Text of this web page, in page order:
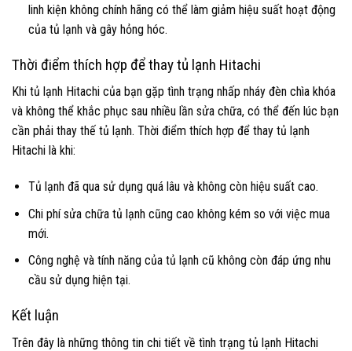
linh kiện không chính hãng có thể làm giảm hiệu suất hoạt động
của tủ lạnh và gây hỏng hóc.
Thời điểm thích hợp để thay tủ lạnh Hitachi
Khi tủ lạnh Hitachi của bạn gặp tình trạng nhấp nháy đèn chìa khóa
và không thể khắc phục sau nhiều lần sửa chữa, có thể đến lúc bạn
cần phải thay thế tủ lạnh. Thời điểm thích hợp để thay tủ lạnh
Hitachi là khi:
Tủ lạnh đã qua sử dụng quá lâu và không còn hiệu suất cao.
Chi phí sửa chữa tủ lạnh cũng cao không kém so với việc mua
mới.
Công nghệ và tính năng của tủ lạnh cũ không còn đáp ứng nhu
cầu sử dụng hiện tại.
Kết luận
Trên đây là những thông tin chi tiết về tình trạng tủ lạnh Hitachi